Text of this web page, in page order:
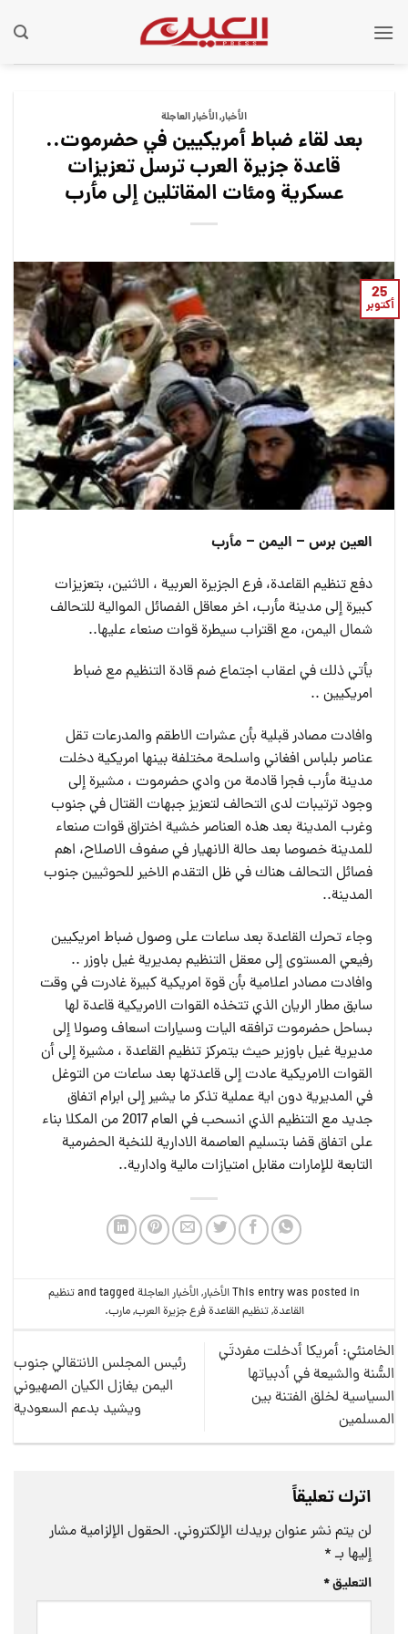
الأخبار,الأخبار العاجلة
بعد لقاء ضباط أمريكيين في حضرموت..
قاعدة جزيرة العرب ترسل تعزيزات
عسكرية ومئات المقاتلين إلى مأرب
25
أكتوبر
العين برس – اليمن – مأرب
دفع تنظيم القاعدة، فرع الجزيرة العربية ، الاثنين، بتعزيزات
كبيرة إلى مدينة مأرب، اخر معاقل الفصائل الموالية للتحالف
شمال اليمن، مع اقتراب سيطرة قوات صنعاء عليها..
يأتي ذلك في اعقاب اجتماع ضم قادة التنظيم مع ضباط
امريكيين ..
وافادت مصادر قبلية بأن عشرات الاطقم والمدرعات تقل
عناصر بلباس افغاني واسلحة مختلفة بينها امريكية دخلت
مدينة مأرب فجرا قادمة من وادي حضرموت ، مشيرة إلى
وجود ترتيبات لدى التحالف لتعزيز جبهات القتال في جنوب
وغرب المدينة بعد هذه العناصر خشية اختراق قوات صنعاء
للمدينة خصوصا بعد حالة الانهيار في صفوف الاصلاح، اهم
فصائل التحالف هناك في ظل التقدم الاخير للحوثيين جنوب
المدينة..
وجاء تحرك القاعدة بعد ساعات على وصول ضباط امريكيين
رفيعي المستوى إلى معقل التنظيم بمديرية غيل باوزر ..
وافادت مصادر اعلامية بأن قوة امريكية كبيرة غادرت في وقت
سابق مطار الريان الذي تتخذه القوات الامريكية قاعدة لها
بساحل حضرموت ترافقه اليات وسيارات اسعاف وصولا إلى
مديرية غيل باوزير حيث يتمركز تنظيم القاعدة ، مشيرة إلى أن
القوات الامريكية عادت إلى قاعدتها بعد ساعات من التوغل
في المديرية دون اية عملية تذكر ما يشير إلى ابرام اتفاق
جديد مع التنظيم الذي انسحب في العام 2017 من المكلا بناء
على اتفاق قضا بتسليم العاصمة الادارية للنخبة الحضرمية
التابعة للإمارات مقابل امتيازات مالية وادارية..
This entry was posted inالأخبار,الأخبار العاجلة
تنظيم
القاعدة,تنظيم القاعدة فرع جزيرة العرب,مارب.
الخامنئي: أمريكا أدخلت مفردتَي
السُّنة والشيعة في أدبياتها
السياسية لخلق الفتنة بين
المسلمين
رئيس المجلس الانتقالي جنوب
اليمن يغازل الكيان الصهيوني
ويشيد بدعم السعودية
اترك تعليقاً
لن يتم نشر عنوان بريدك الإلكتروني. الحقول الإلزامية مشار
إليها بـ *
التعليق*